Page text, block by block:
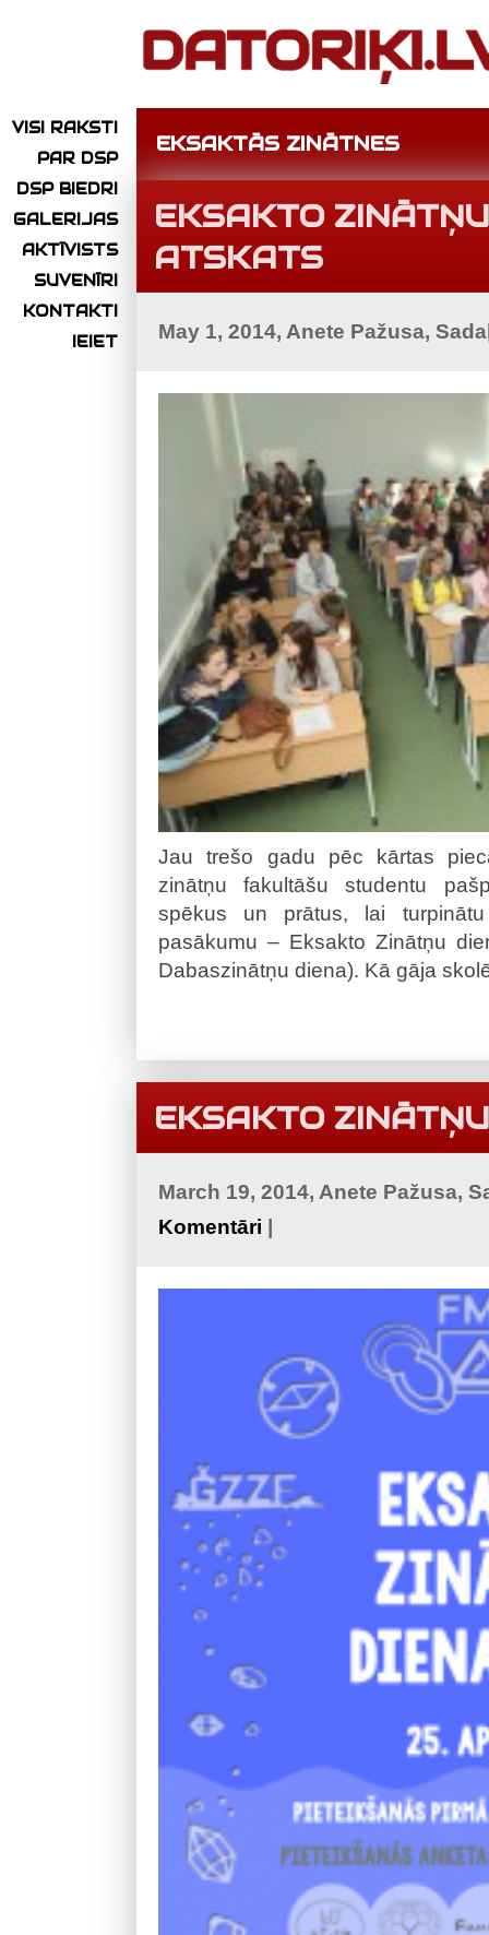
VISI RAKSTI
PAR DSP
DSP BIEDRI
GALERIJAS
AKTĪVISTS
SUVENĪRI
KONTAKTI
IEIET
EKSAKTĀS ZINĀTNES
EKSAKTO
ATSKATS
May 1, 2014, Anete Pažusa,
Jau trešo gadu pēc kārtas
zinātņu fakultāšu studentu
spēkus un prātus, lai turpinātu
pasākumu – Eksakto Zinātņu
Dabaszinātņu diena). Kā gāja
EKSAKTO
March 19, 2014, Anete Pažusa,
Komentāri |